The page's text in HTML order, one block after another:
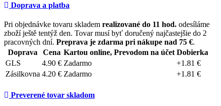
Doprava a platba
Pri objednávke tovaru skladem realizované do 11 hod. odesíláme
zboží ještě tentýž den. Tovar musí byť doručený najčastejšie do 2
pracovných dní. Preprava je zdarma pri nákupe nad 75 €.
Doprava
Cena Kartou online, Prevodom na účet Dobierka
GLS
4.90 € Zadarmo
+1.81 €
Zásilkovna 4.20 € Zadarmo +1.81 €
Preverené tovar skladom